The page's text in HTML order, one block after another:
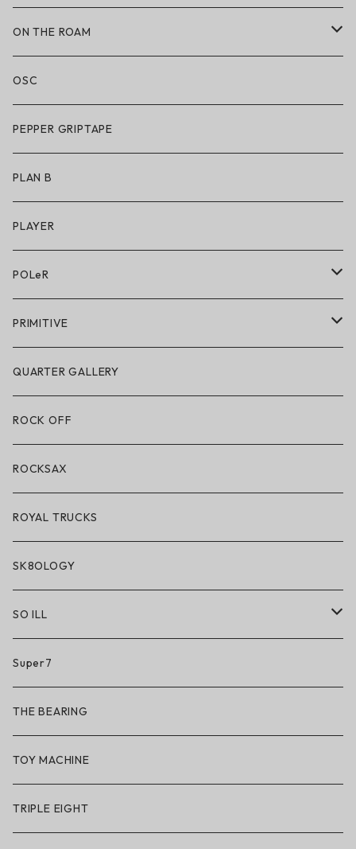
LAKAI × RIPNDIP
シューズ
アパレル
アクセサリー
キッズシューズ
ON THE ROAM
アパレル
サングラス
アンダーウェア
シューズ
アクセサリー・小物
OSC
PEPPER GRIPTAPE
PLAN B
PLAYER
POLeR
POLeR × GRIZZLY
POLeR × LAKAI
アパレル
アクセサリー・小物
PRIMITIVE
アパレル
ハードグッズ
QUARTER GALLERY
ROCK OFF
ROCKSAX
ROYAL TRUCKS
SK8OLOGY
SO ILL
So iLL
So iLL × ON THE ROAM
BN3TH × So iLL × ON THE ROAM
Super7
THE BEARING
TOY MACHINE
TRIPLE EIGHT